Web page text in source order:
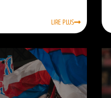
LIRE PLUS